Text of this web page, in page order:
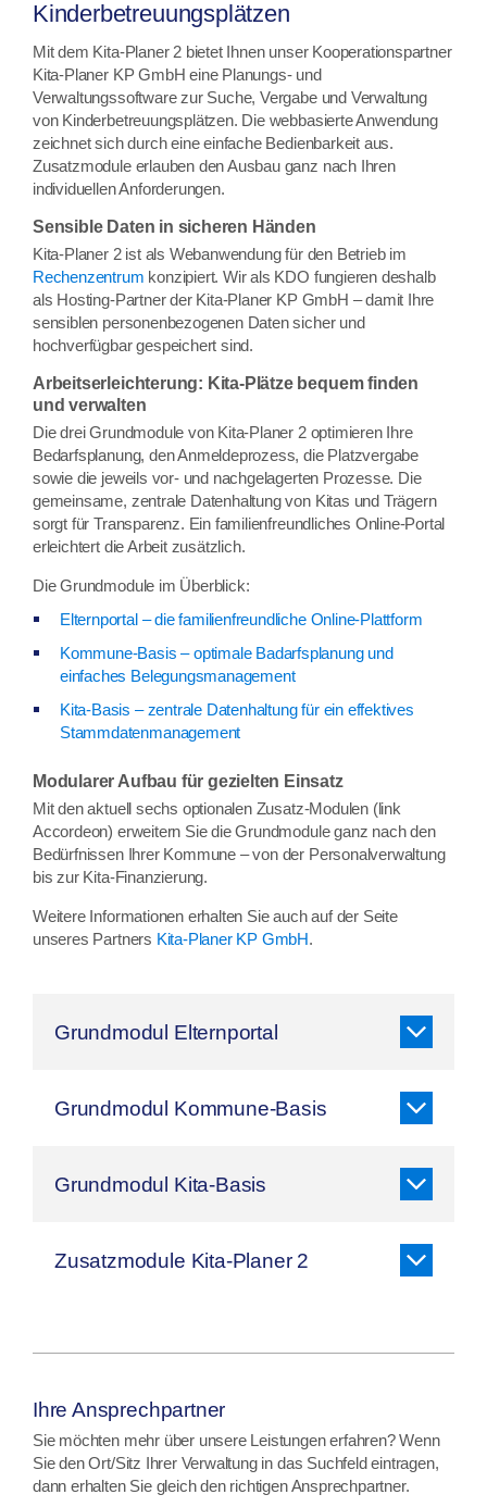
Kinderbetreuungsplätzen
Mit dem Kita-Planer 2 bietet Ihnen unser Kooperationspartner
Kita-Planer KP GmbH eine Planungs- und
Verwaltungssoftware zur Suche, Vergabe und Verwaltung
von Kinderbetreuungsplätzen. Die webbasierte Anwendung
zeichnet sich durch eine einfache Bedienbarkeit aus.
Zusatzmodule erlauben den Ausbau ganz nach Ihren
individuellen Anforderungen.
Sensible Daten in sicheren Händen
Kita-Planer 2 ist als Webanwendung für den Betrieb im
Rechenzentrum konzipiert. Wir als KDO fungieren deshalb
als Hosting-Partner der Kita-Planer KP GmbH – damit Ihre
sensiblen personenbezogenen Daten sicher und
hochverfügbar gespeichert sind.
Arbeitserleichterung: Kita-Plätze bequem finden
und verwalten
Die drei Grundmodule von Kita-Planer 2 optimieren Ihre
Bedarfsplanung, den Anmeldeprozess, die Platzvergabe
sowie die jeweils vor- und nachgelagerten Prozesse. Die
gemeinsame, zentrale Datenhaltung von Kitas und Trägern
sorgt für Transparenz. Ein familienfreundliches Online-Portal
erleichtert die Arbeit zusätzlich.
Die Grundmodule im Überblick:
Elternportal – die familienfreundliche Online-Plattform
Kommune-Basis – optimale Badarfsplanung und
einfaches Belegungsmanagement
Kita-Basis – zentrale Datenhaltung für ein effektives
Stammdatenmanagement
Modularer Aufbau für gezielten Einsatz
Mit den aktuell sechs optionalen Zusatz-Modulen (link
Accordeon) erweitern Sie die Grundmodule ganz nach den
Bedürfnissen Ihrer Kommune – von der Personalverwaltung
bis zur Kita-Finanzierung.
Weitere Informationen erhalten Sie auch auf der Seite
unseres Partners Kita-Planer KP GmbH.
Grundmodul Elternportal
Grundmodul Kommune-Basis
Grundmodul Kita-Basis
Zusatzmodule Kita-Planer 2
Ihre Ansprechpartner
Sie möchten mehr über unsere Leistungen erfahren? Wenn
Sie den Ort/Sitz Ihrer Verwaltung in das Suchfeld eintragen,
dann erhalten Sie gleich den richtigen Ansprechpartner.